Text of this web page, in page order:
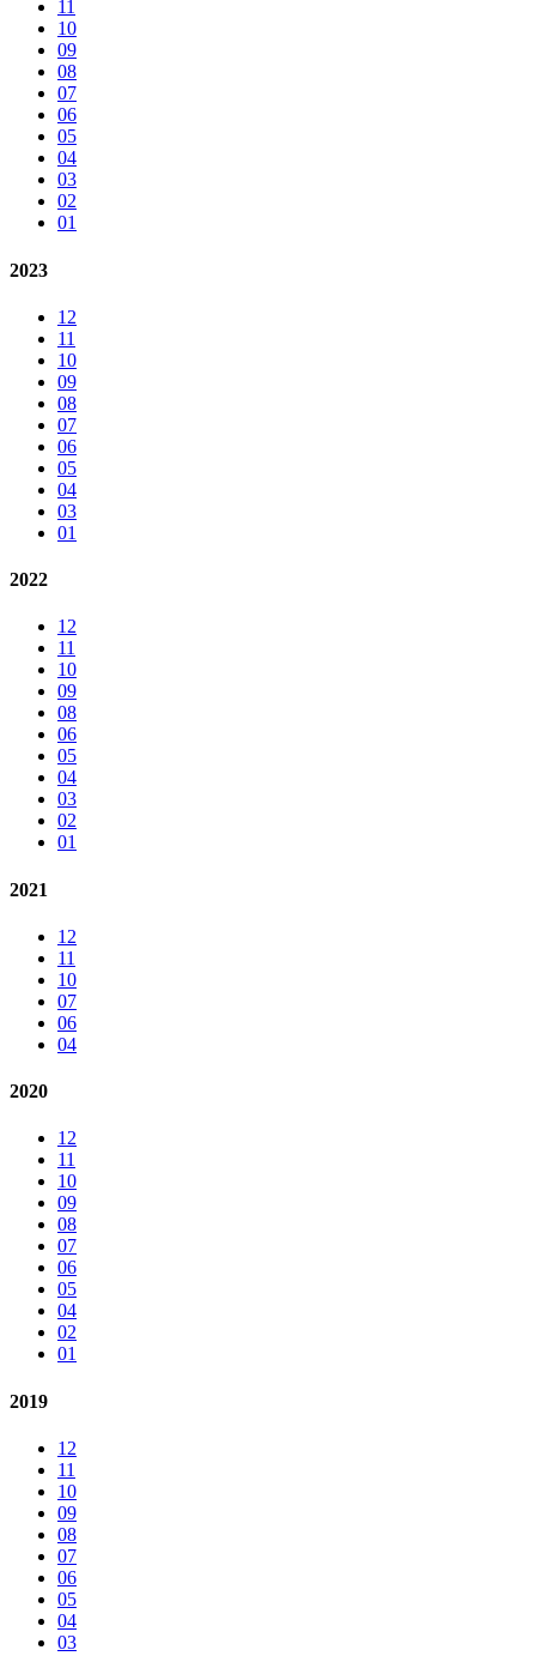
11
10
09
08
07
06
05
04
03
02
01
2023
12
11
10
09
08
07
06
05
04
03
01
2022
12
11
10
09
08
06
05
04
03
02
01
2021
12
11
10
07
06
04
2020
12
11
10
09
08
07
06
05
04
02
01
2019
12
11
10
09
08
07
06
05
04
03